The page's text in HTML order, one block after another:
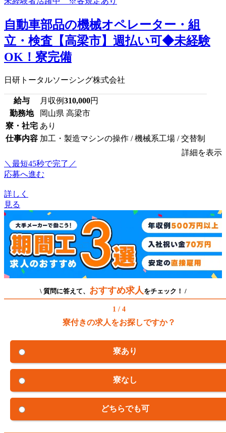
自動車部品の機械オペレーター・組
立・検査【高梁市】週払い可◆未経験
OK！寮完備
日研トータルソーシング株式会社
給与 月収例310,000円
勤務地
岡山県 高梁市
寮・社宅 あり
仕事内容 加工・製造マシンの操作 / 機械系工場 / 交替制
詳細を表示
＼最短45秒で完了／
応募へ進む
詳しく
見る
\ 質問に答えて、 おすすめ求人 をチェック！ /
1 / 4
寮付きの求人をお探しですか？
寮あり
寮なし
どちらでも可